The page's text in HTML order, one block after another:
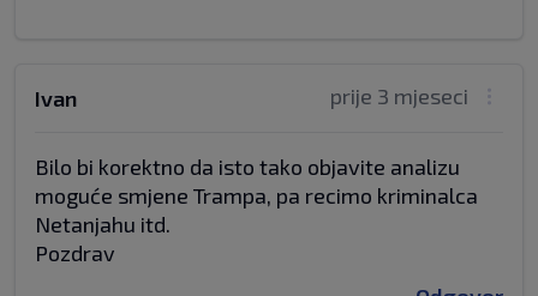
prije 3 mjeseci
Ivan
Bilo bi korektno da isto tako objavite analizu
moguće smjene Trampa, pa recimo kriminalca
Netanjahu itd.
Pozdrav